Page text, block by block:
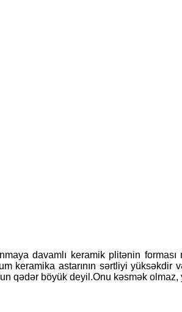
davamlı keramik plitənin
keramika astarının sərtliyi
qədər böyük deyil.Onu kəsmək olmaz,